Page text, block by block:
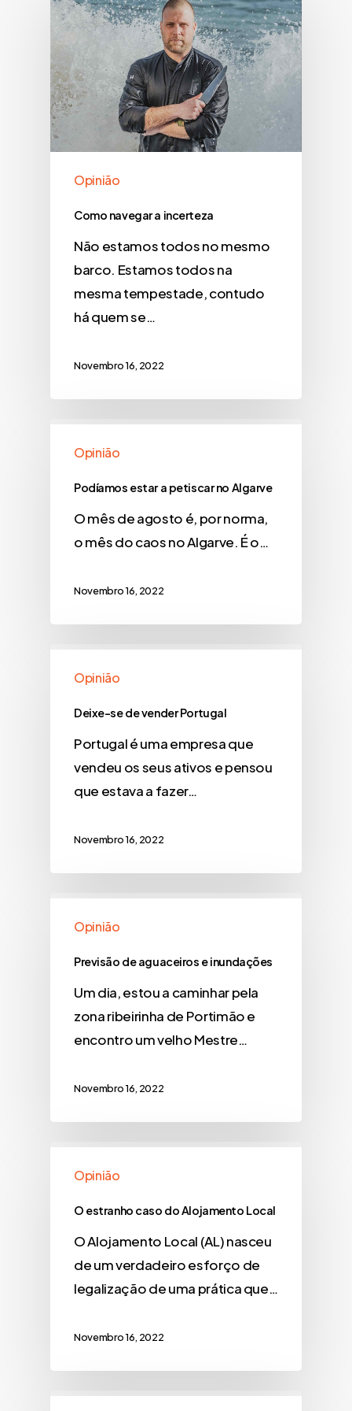
Opinião
Como navegar a incerteza
Não estamos todos no mesmo
barco. Estamos todos na
mesma tempestade, contudo
há quem se…
Novembro 16, 2022
Opinião
Podíamos estar a petiscar no Algarve
O mês de agosto é, por norma,
o mês do caos no Algarve. É o…
Novembro 16, 2022
Opinião
Deixe-se de vender Portugal
Portugal é uma empresa que
vendeu os seus ativos e pensou
que estava a fazer…
Novembro 16, 2022
Opinião
Previsão de aguaceiros e inundações
Um dia, estou a caminhar pela
zona ribeirinha de Portimão e
encontro um velho Mestre…
Novembro 16, 2022
Opinião
O estranho caso do Alojamento Local
O Alojamento Local (AL) nasceu
de um verdadeiro esforço de
legalização de uma prática que…
Novembro 16, 2022